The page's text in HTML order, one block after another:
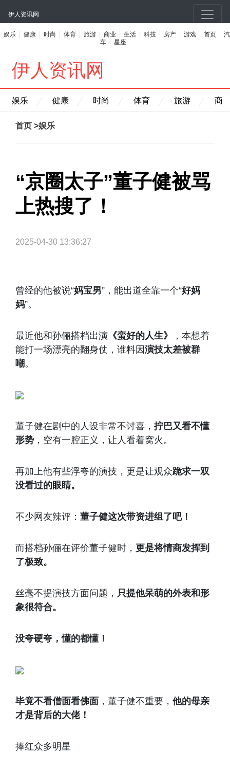
伊人资讯网
娱乐 健康 时尚 体育 旅游 商业 生活 科技 房产 游戏 首页
汽
车
星座
伊人资讯网
娱乐 健康 时尚 体育 旅游 商
首页 >娱乐
“京圈太子”董子健被骂
上热搜了！
2025-04-30 13:36:27
曾经的他被说“妈宝男”，能出道全靠一个“好妈
妈”。
最近他和孙俪搭档出演 《蛮好的人生》
，本想着
能打一场漂亮的翻身仗，谁料因演技太差被群
嘲。
董子健在剧中的人设非常不讨喜， 拧巴又看不懂
形势 ，空有一腔正义，让人看着窝火。
再加上他有些浮夸的演技，更是让观众跪求一双
没看过的眼睛。
不少网友辣评： 董子健这次带资进组了吧！
而搭档孙俪在评价董子健时， 更是将情商发挥到
了极致。
丝毫不提演技方面问题， 只提他呆萌的外表和形
象很符合。
没夸硬夸，懂的都懂！
毕竟不看僧面看佛面 ，董子健不重要， 他的母亲
才是背后的大佬！
捧红众多明星